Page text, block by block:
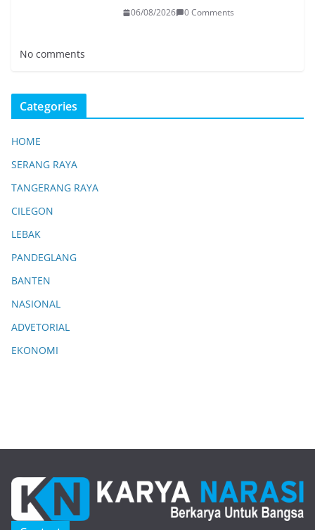
06/08/2026 0 Comments
No comments
Categories
HOME
SERANG RAYA
TANGERANG RAYA
CILEGON
LEBAK
PANDEGLANG
BANTEN
NASIONAL
ADVETORIAL
EKONOMI